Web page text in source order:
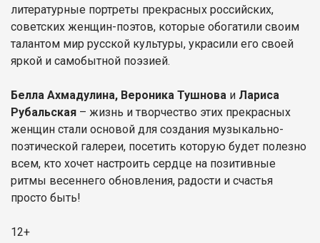
литературные портреты прекрасных российских,
советских женщин-поэтов, которые обогатили своим
талантом мир русской культуры, украсили его своей
яркой и самобытной поэзией.
Белла Ахмадулина, Вероника Тушнова и Лариса
Рубальская – жизнь и творчество этих прекрасных
женщин стали основой для создания музыкально-
поэтической галереи, посетить которую будет полезно
всем, кто хочет настроить сердце на позитивные
ритмы весеннего обновления, радости и счастья
просто быть!
12+